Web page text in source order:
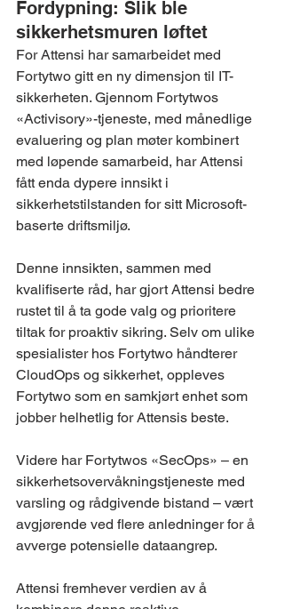
Fordypning: Slik ble
sikkerhetsmuren løftet
For Attensi har samarbeidet med
Fortytwo gitt en ny dimensjon til IT-
sikkerheten. Gjennom Fortytwos
«Activisory»-tjeneste, med månedlige
evaluering og plan møter kombinert
med løpende samarbeid, har Attensi
fått enda dypere innsikt i
sikkerhetstilstanden for sitt Microsoft-
baserte driftsmiljø.
Denne innsikten, sammen med
kvalifiserte råd, har gjort Attensi bedre
rustet til å ta gode valg og prioritere
tiltak for proaktiv sikring. Selv om ulike
spesialister hos Fortytwo håndterer
CloudOps og sikkerhet, oppleves
Fortytwo som en samkjørt enhet som
jobber helhetlig for Attensis beste.
Videre har Fortytwos «SecOps» – en
sikkerhetsovervåkningstjeneste med
varsling og rådgivende bistand – vært
avgjørende ved flere anledninger for å
avverge potensielle dataangrep.
Attensi fremhever verdien av å